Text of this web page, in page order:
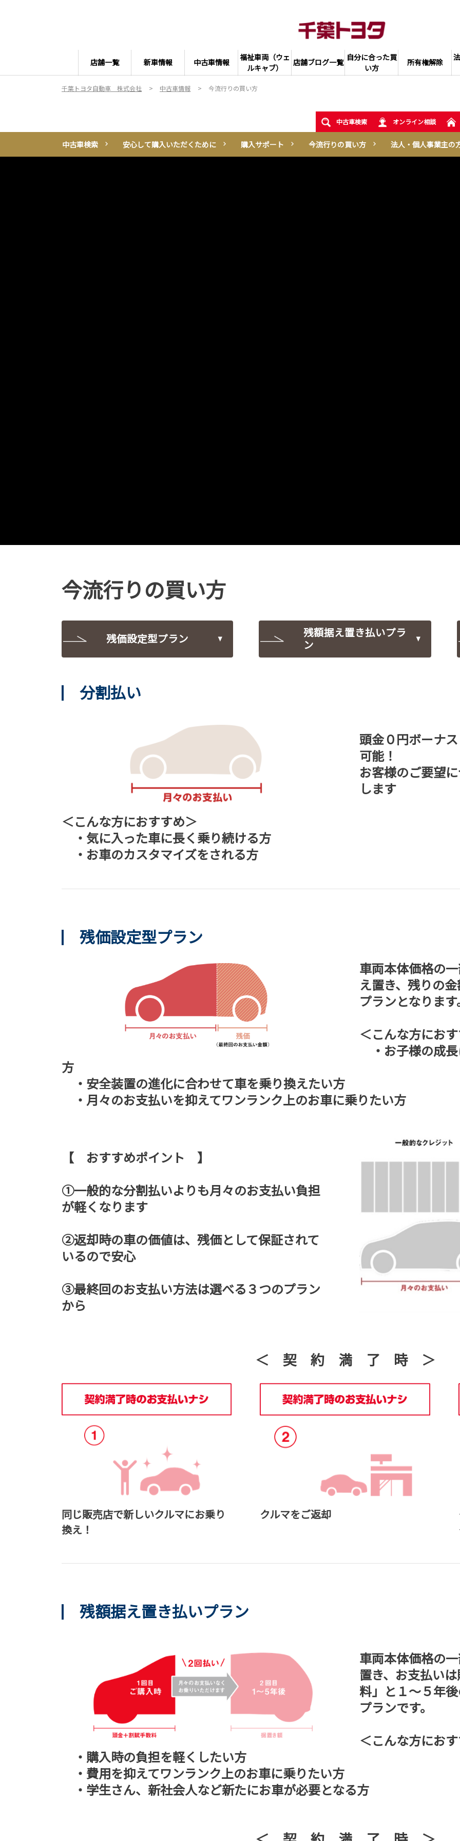
店舗一覧 新車情報 中古車情報
福祉車両（ウェ
ルキャブ）
店舗ブログ一覧 自分に合った買
い方
所有権解除
千葉トヨタ自動車 株式会社 中古車情報 今流行りの買い方
中古車検索 オンライン相談
中古車検索 安心して購入いただくために 購入サポート 今流行りの買い方 法人・個人事業主の
今流行りの買い方
残価設定型プラン
残額据え置き払いプラ
ン
分割払い
頭金０円ボーナ
可能！
お客様のご要望
します
＜こんな方におすすめ＞
・気に入った車に長く乗り続ける方
・お車のカスタマイズをされる方
残価設定型プラン
車両本体価格の
え置き、残りの
プランとなります
＜こんな方にお
・お子様の成
方
・安全装置の進化に合わせて車を乗り換えたい方
・月々のお支払いを抑えてワンランク上のお車に乗りたい方
【 おすすめポイント 】
①一般的な分割払いよりも月々のお支払い負担
が軽くなります
②返却時の車の価値は、残価として保証されて
いるので安心
③最終回のお支払い方法は選べる３つのプラン
から
＜ 契 約 満 了 時 ＞
同じ販売店で新しいクルマにお乗り
換え！
クルマをご返却
残額据え置き払いプラン
車両本体価格の
置き、お支払い
料」と１～５年
プランです。
＜こんな方にお
・購入時の負担を軽くしたい方
・費用を抑えてワンランク上のお車に乗りたい方
・学生さん、新社会人など新たにお車が必要となる方